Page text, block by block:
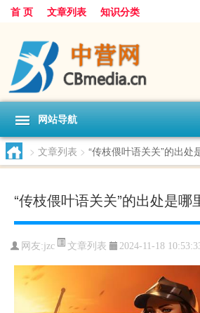
首 页 文章列表 知识分类
网站导航
> 文章列表 > “传枝偎叶语关关”的出处
“传枝偎叶语关关”的出处是哪
网友:jzc 文章列表 2024-11-18